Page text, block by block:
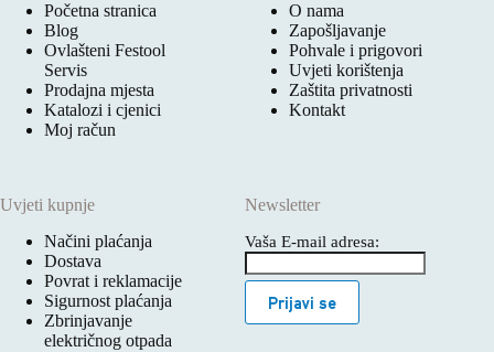
Početna stranica
Blog
Ovlašteni Festool
Servis
Prodajna mjesta
Katalozi i cjenici
Moj račun
O nama
Zapošljavanje
Pohvale i prigovori
Uvjeti korištenja
Zaštita privatnosti
Kontakt
Uvjeti kupnje
Načini plaćanja
Dostava
Povrat i reklamacije
Sigurnost plaćanja
Zbrinjavanje
električnog otpada
Newsletter
Vaša E-mail adresa:
Prijavi se